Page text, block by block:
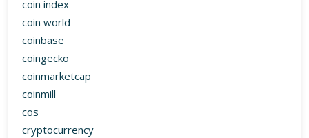
coin index
coin world
coinbase
coingecko
coinmarketcap
coinmill
cos
cryptocurrency